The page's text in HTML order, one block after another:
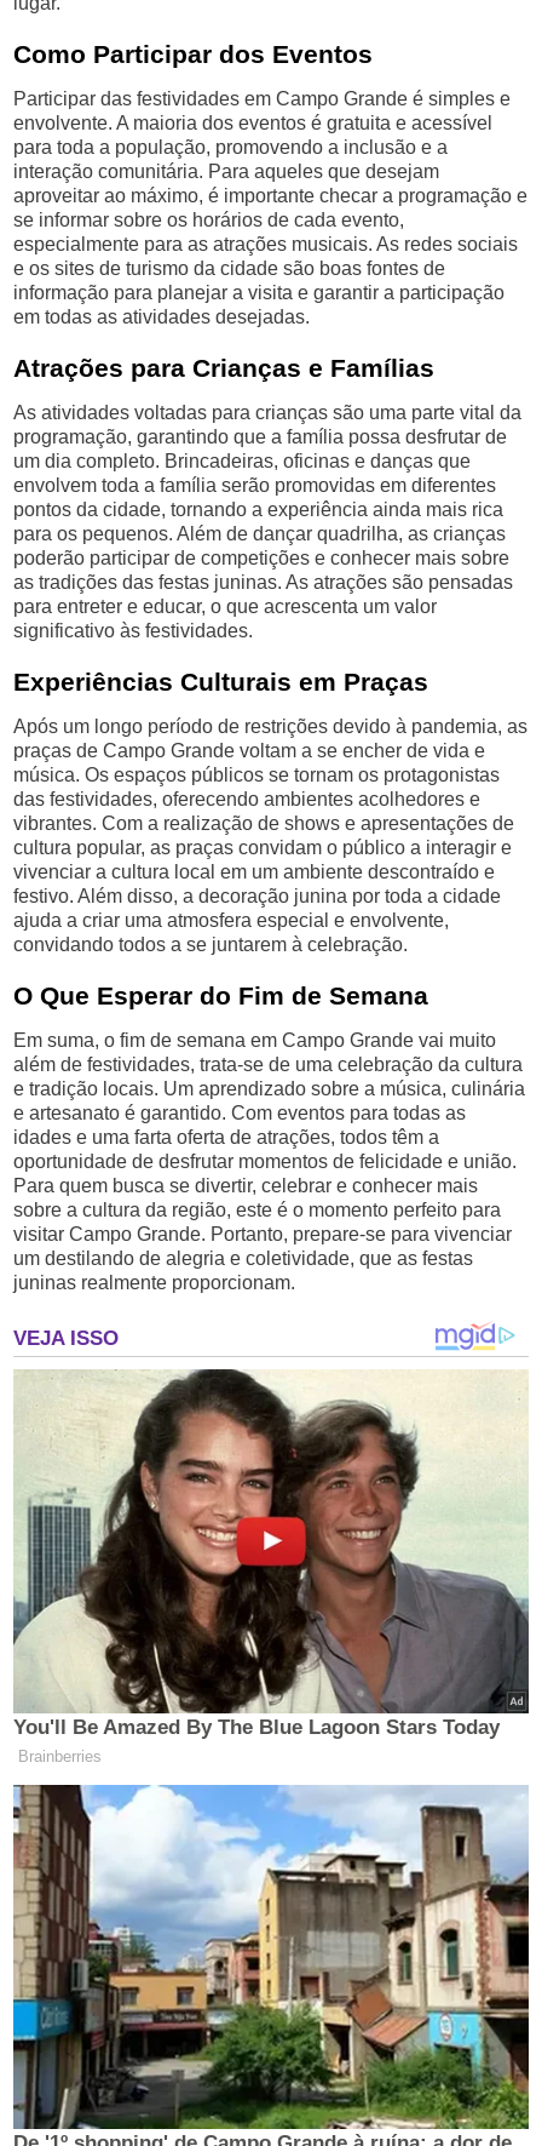
Como Participar dos Eventos
Participar das festividades em Campo Grande é simples e
envolvente. A maioria dos eventos é gratuita e acessível
para toda a população, promovendo a inclusão e a
interação comunitária. Para aqueles que desejam
aproveitar ao máximo, é importante checar a programação e
se informar sobre os horários de cada evento,
especialmente para as atrações musicais. As redes sociais
e os sites de turismo da cidade são boas fontes de
informação para planejar a visita e garantir a participação
em todas as atividades desejadas.
Atrações para Crianças e Famílias
As atividades voltadas para crianças são uma parte vital da
programação, garantindo que a família possa desfrutar de
um dia completo. Brincadeiras, oficinas e danças que
envolvem toda a família serão promovidas em diferentes
pontos da cidade, tornando a experiência ainda mais rica
para os pequenos. Além de dançar quadrilha, as crianças
poderão participar de competições e conhecer mais sobre
as tradições das festas juninas. As atrações são pensadas
para entreter e educar, o que acrescenta um valor
significativo às festividades.
Experiências Culturais em Praças
Após um longo período de restrições devido à pandemia, as
praças de Campo Grande voltam a se encher de vida e
música. Os espaços públicos se tornam os protagonistas
das festividades, oferecendo ambientes acolhedores e
vibrantes. Com a realização de shows e apresentações de
cultura popular, as praças convidam o público a interagir e
vivenciar a cultura local em um ambiente descontraído e
festivo. Além disso, a decoração junina por toda a cidade
ajuda a criar uma atmosfera especial e envolvente,
convidando todos a se juntarem à celebração.
O Que Esperar do Fim de Semana
Em suma, o fim de semana em Campo Grande vai muito
além de festividades, trata-se de uma celebração da cultura
e tradição locais. Um aprendizado sobre a música, culinária
e artesanato é garantido. Com eventos para todas as
idades e uma farta oferta de atrações, todos têm a
oportunidade de desfrutar momentos de felicidade e união.
Para quem busca se divertir, celebrar e conhecer mais
sobre a cultura da região, este é o momento perfeito para
visitar Campo Grande. Portanto, prepare-se para vivenciar
um destilando de alegria e coletividade, que as festas
juninas realmente proporcionam.